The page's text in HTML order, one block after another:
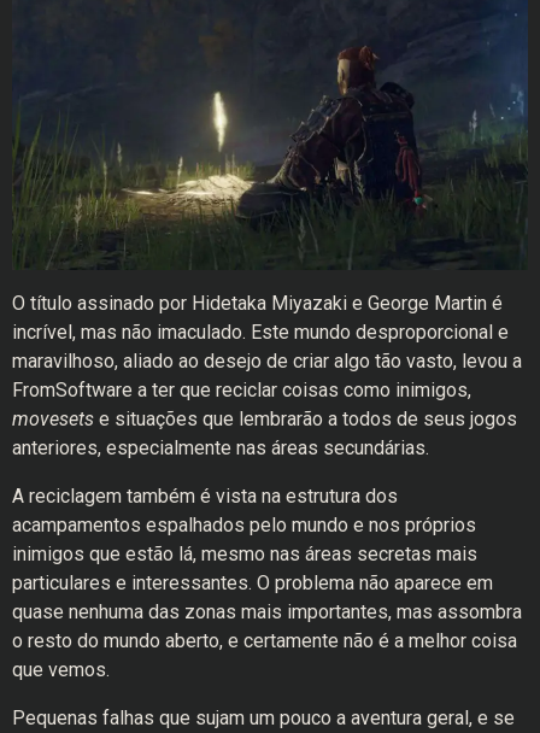
O título assinado por Hidetaka Miyazaki e George Martin é
incrível, mas não imaculado. Este mundo desproporcional e
maravilhoso, aliado ao desejo de criar algo tão vasto, levou a
FromSoftware a ter que reciclar coisas como inimigos,
movesets e situações que lembrarão a todos de seus jogos
anteriores, especialmente nas áreas secundárias.
A reciclagem também é vista na estrutura dos
acampamentos espalhados pelo mundo e nos próprios
inimigos que estão lá, mesmo nas áreas secretas mais
particulares e interessantes. O problema não aparece em
quase nenhuma das zonas mais importantes, mas assombra
o resto do mundo aberto, e certamente não é a melhor coisa
que vemos.
Pequenas falhas que sujam um pouco a aventura geral, e se